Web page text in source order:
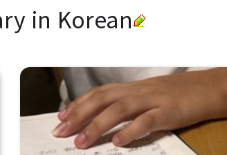
in Korean